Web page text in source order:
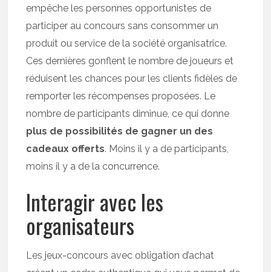
empêche les personnes opportunistes de
participer au concours sans consommer un
produit ou service de la société organisatrice.
Ces dernières gonflent le nombre de joueurs et
réduisent les chances pour les clients fidèles de
remporter les récompenses proposées. Le
nombre de participants diminue, ce qui donne
plus de possibilités de gagner un des
cadeaux offerts. Moins il y a de participants,
moins il y a de la concurrence.
Interagir avec les
organisateurs
Les jeux-concours avec obligation d’achat